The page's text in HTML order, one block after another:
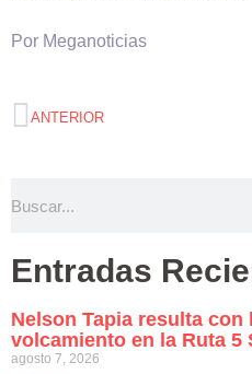
Por Meganoticias
ANTERIOR
Entradas
Nelson Tapia resulta
volcamiento en la Ruta 5
agosto 7, 2026